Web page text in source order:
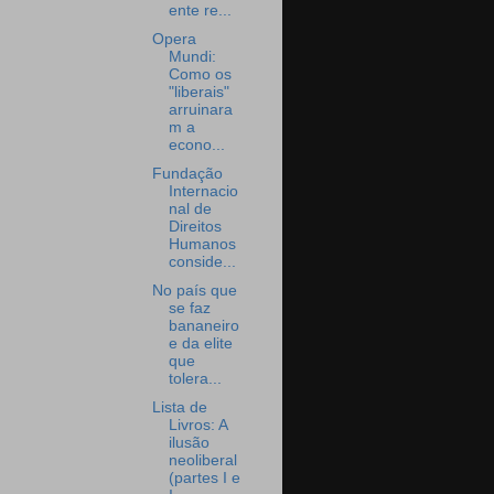
ente re...
Opera
Mundi:
Como os
"liberais"
arruinara
m a
econo...
Fundação
Internacio
nal de
Direitos
Humanos
conside...
No país que
se faz
bananeiro
e da elite
que
tolera...
Lista de
Livros: A
ilusão
neoliberal
(partes I e